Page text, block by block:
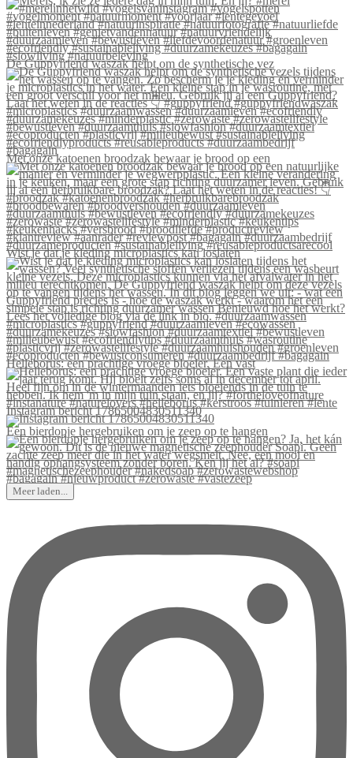
De Guppyfriend waszak helpt om de synthetische vez
Met onze katoenen broodzak bewaar je brood op een
Wist je dat je kleding microplastics kan loslaten
Helleborus: een prachtige vroege bloeier. Een vast
Instagram bericht 17865004830511340
Een bierdopje hergebruiken om je zeep op te hangen
Meer laden...